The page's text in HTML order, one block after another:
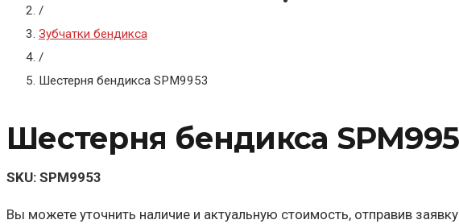
/
Зубчатки бендикса
/
Шестерня бендикса SPM9953
Шестерня бендикса
SKU: SPM9953
Вы можете уточнить наличие и актуальную стоимость, отправив